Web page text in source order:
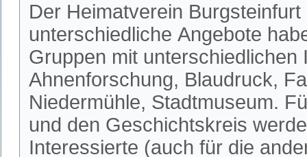
Der Heimatverein
unterschiedliche Angebote
Gruppen mit
Ahnenforschung, Blaudruck,
Niedermühle, Stadtmuseum.
und den Geschichtskreis
Interessierte (auch für die